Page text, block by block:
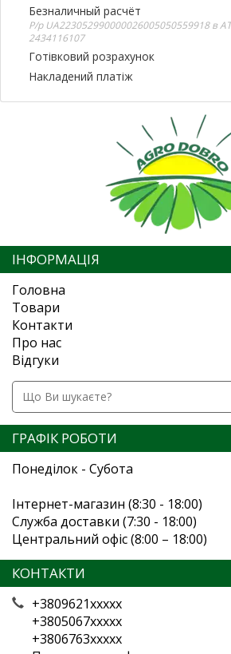
Безналичный расчёт
Р/р UA223052990000026005050559918 в
2434116107
Готівковий розрахунок
Накладений платіж
ІНФОРМАЦІЯ
Головна
Товари
Контакти
Про нас
Відгуки
ГРАФІК РОБОТИ
Понеділок - Субота
Інтернет-магазин (8:30 - 18:00)
Служба доставки (7:30 - 18:00)
Центральний офіс (8:00 – 18:00)
КОНТАКТИ
+3809621xxxxx
+3805067xxxxx
+3806763xxxxx